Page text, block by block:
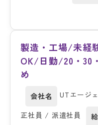
製造・工場/未経
OK/日勤/20・30
め
会社名 UTエージ
正社員 / 派遣社員